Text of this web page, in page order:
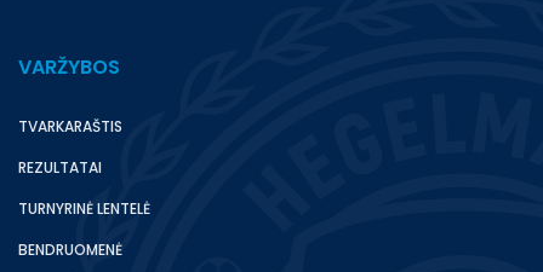
VARŽYBOS
TVARKARAŠTIS
REZULTATAI
TURNYRINĖ LENTELĖ
BENDRUOMENĖ